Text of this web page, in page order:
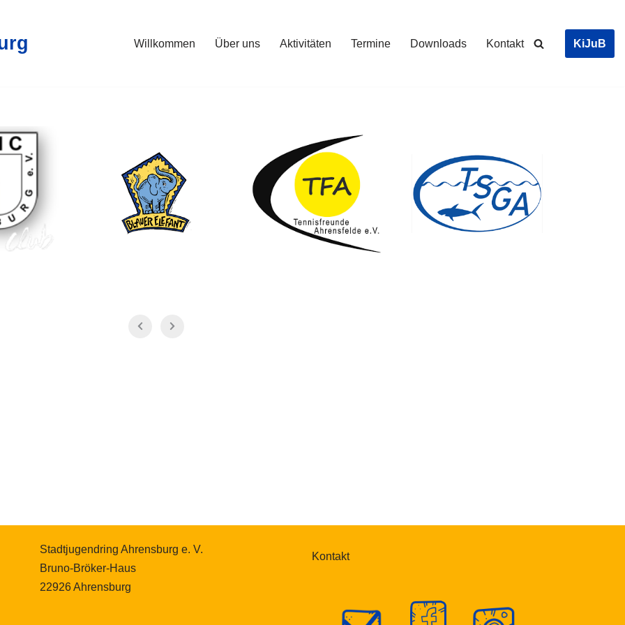
Willkommen Über uns Aktivitäten Termine Downloads Kontakt KiJuB
Stadtjugendring Ahrensburg e. V.
Bruno-Bröker-Haus
22926 Ahrensburg
Kontakt